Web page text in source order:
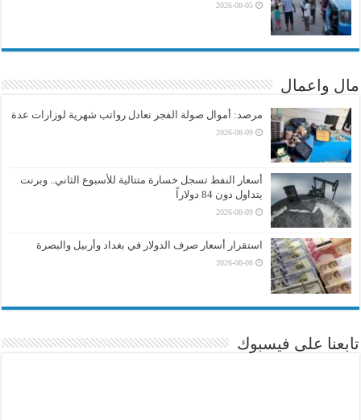
2026-08-05
مال واعمال
مرصد: أموال صولة الفجر تعادل رواتب شهرية لوزارات عدة
2026-08-09
أسعار النفط تسجل خسارة متتالية للأسبوع الثاني.. وبرنت
يتداول دون 84 دولاراً
2026-08-09
استقرار أسعار صرف الدولار في بغداد وأربيل والبصرة
2026-08-08
تابعنا على فيسبوك